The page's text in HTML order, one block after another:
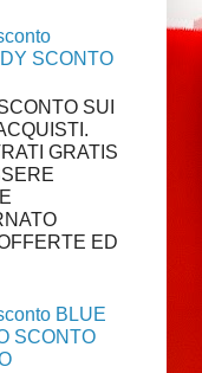
SCONTO
SUI
GRATIS
ED
BLUE
SCONTO